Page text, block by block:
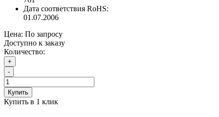
Дата соответствия RoHS:
01.07.2006
Цена: По запросу
Доступно к заказу
Количество:
+
-
Купить
Купить в 1 клик